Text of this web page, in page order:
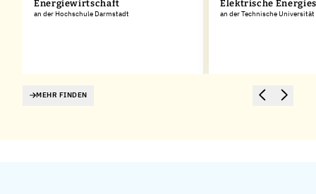
Energiewirtschaft
an der Hochschule Darmstadt
Elektrische
an der Technische
MEHR FINDEN